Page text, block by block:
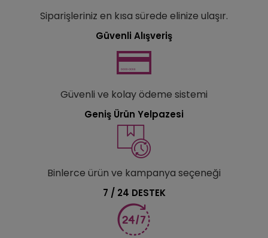
Siparişleriniz en kısa sürede elinize ulaşır.
Güvenli Alışveriş
Güvenli ve kolay ödeme sistemi
Geniş Ürün Yelpazesi
Binlerce ürün ve kampanya seçeneği
7 / 24 DESTEK